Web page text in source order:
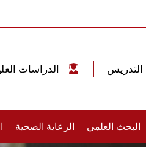
البحث العلمي الرعاية الصحية